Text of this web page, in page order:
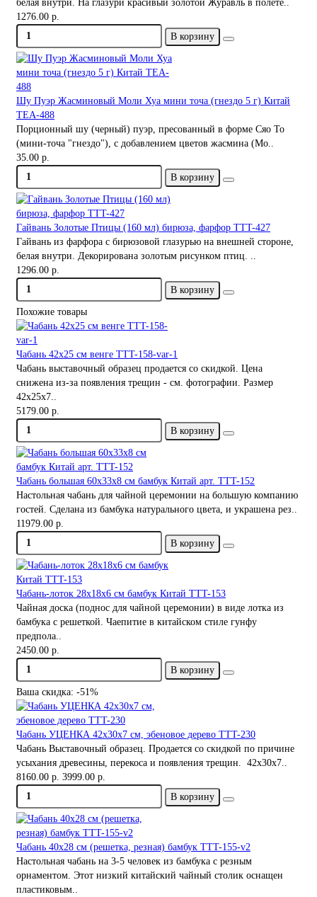
белая внутри. На глазури красивый золотой Журавль в полете..
1276.00 р.
В корзину
Шу Пуэр Жасминовый Моли Хуа мини точа (гнездо 5 г) Китай
TEA-488
Порционный шу (черный) пуэр, пресованный в форме Сяо То
(мини-точа "гнездо"), с добавлением цветов жасмина (Мо..
35.00 р.
В корзину
Гайвань Золотые Птицы (160 мл) бирюза, фарфор TTT-427
Гайвань из фарфора с бирюзовой глазурью на внешней стороне,
белая внутри. Декорирована золотым рисунком птиц. ..
1296.00 р.
В корзину
Похожие товары
Чабань 42х25 см венге TTT-158-var-1
Чабань выставочный образец продается со скидкой. Цена
снижена из-за появления трещин - см. фотографии. Размер
42х25х7..
5179.00 р.
В корзину
Чабань большая 60х33x8 см бамбук Китай арт. TTT-152
Настольная чабань для чайной церемонии на большую компанию
гостей. Сделана из бамбука натурального цвета, и украшена рез..
11979.00 р.
В корзину
Чабань-лоток 28х18х6 см бамбук Китай TTT-153
Чайная доска (поднос для чайной церемонии) в виде лотка из
бамбука с решеткой. Чаепитие в китайском стиле гунфу
предпола..
2450.00 р.
В корзину
Ваша скидка: -51%
Чабань УЦЕНКА 42х30х7 см, эбеновое дерево TTT-230
Чабань Выставочный образец. Продается со скидкой по причине
усыхания древесины, перекоса и появления трещин. 42х30х7..
8160.00 р. 3999.00 р.
В корзину
Чабань 40х28 см (решетка, резная) бамбук TTT-155-v2
Настольная чабань на 3-5 человек из бамбука с резным
орнаментом. Этот низкий китайский чайный столик оснащен
пластиковым..